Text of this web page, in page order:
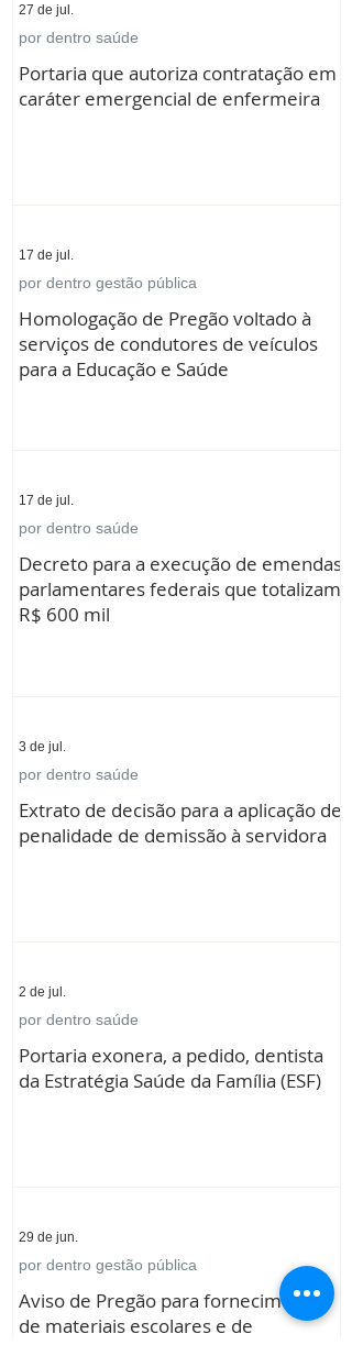
Portaria que autoriza contratação em
caráter emergencial de enfermeira
por dentro saúde
27 de jul.
Homologação de Pregão voltado à
serviços de condutores de veículos
para a Educação e Saúde
por dentro gestão pública
17 de jul.
Decreto para a execução de emendas
parlamentares federais que totalizam
R$ 600 mil
por dentro saúde
17 de jul.
Extrato de decisão para a aplicação de
penalidade de demissão à servidora
por dentro saúde
3 de jul.
Portaria exonera, a pedido, dentista
da Estratégia Saúde da Família (ESF)
por dentro saúde
2 de jul.
Aviso de Pregão para fornecimento
de materiais escolares e de
por dentro gestão pública
29 de jun.